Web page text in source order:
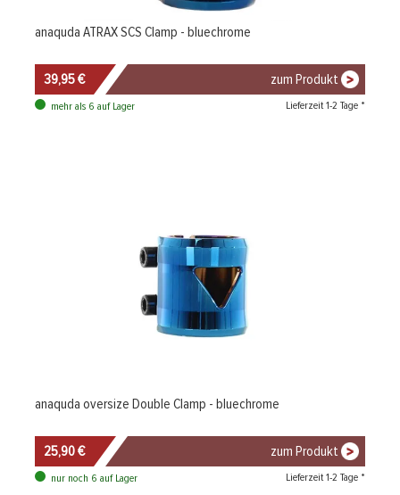
anaquda ATRAX SCS Clamp - bluechrome
39,95 € zum Produkt
mehr als 6 auf Lager Lieferzeit 1-2 Tage *
anaquda oversize Double Clamp - bluechrome
25,90 € zum Produkt
nur noch 6 auf Lager Lieferzeit 1-2 Tage *